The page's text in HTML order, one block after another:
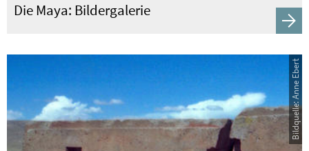
Die Maya: Bildergalerie
Bildquelle: Anne Ebert